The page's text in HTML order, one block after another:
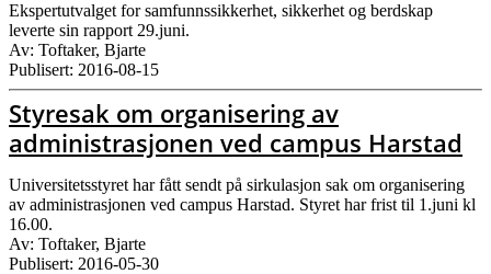
Ekspertutvalget for samfunnssikkerhet, sikkerhet og berdskap
leverte sin rapport 29.juni.
Av: Toftaker, Bjarte
Publisert: 2016-08-15
Styresak om organisering av
administrasjonen ved campus Harstad
Universitetsstyret har fått sendt på sirkulasjon sak om organisering
av administrasjonen ved campus Harstad. Styret har frist til 1.juni kl
16.00.
Av: Toftaker, Bjarte
Publisert: 2016-05-30